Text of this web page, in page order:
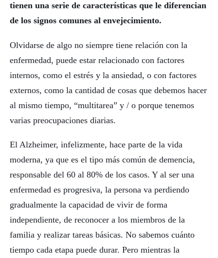
tienen una serie de características que le diferencian
de los signos comunes al envejecimiento.
Olvidarse de algo no siempre tiene relación con la
enfermedad, puede estar relacionado con factores
internos, como el estrés y la ansiedad, o con factores
externos, como la cantidad de cosas que debemos hacer
al mismo tiempo, “multitarea” y / o porque tenemos
varias preocupaciones diarias.
El Alzheimer, infelizmente, hace parte de la vida
moderna, ya que es el tipo más común de demencia,
responsable del 60 al 80% de los casos. Y al ser una
enfermedad es progresiva, la persona va perdiendo
gradualmente la capacidad de vivir de forma
independiente, de reconocer a los miembros de la
familia y realizar tareas básicas. No sabemos cuánto
tiempo cada etapa puede durar. Pero mientras la